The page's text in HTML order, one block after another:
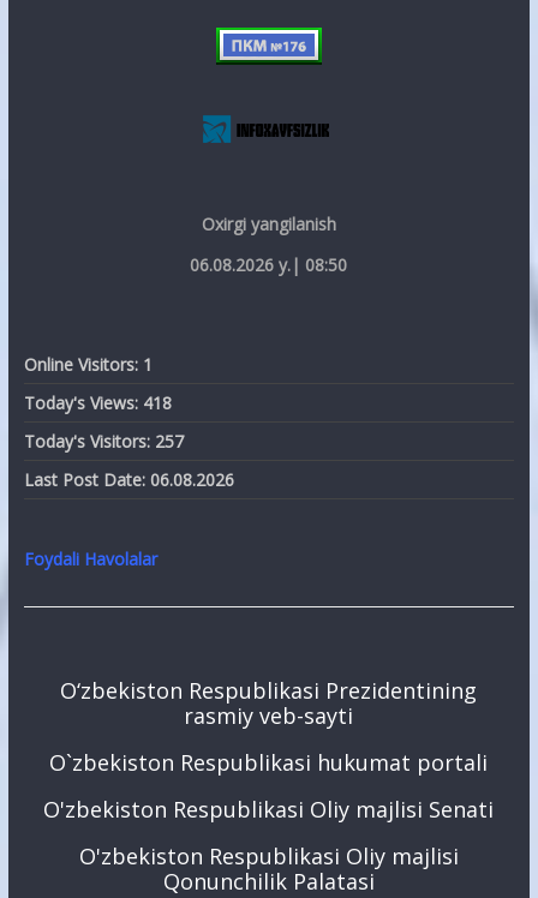
Oxirgi yangilanish
06.08.2026 y.| 08:50
Online Visitors: 1
Today's Views: 418
Today's Visitors: 257
Last Post Date: 06.08.2026
Foydali Havolalar
O‘zbekiston Respublikasi Prezidentining
rasmiy veb-sayti
O`zbekiston Respublikasi hukumat portali
O'zbekiston Respublikasi Oliy majlisi Senati
O'zbekiston Respublikasi Oliy majlisi
Qonunchilik Palatasi